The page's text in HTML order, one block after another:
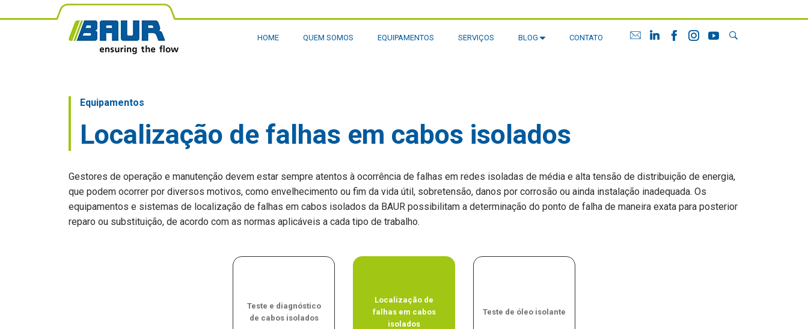
HOME QUEM SOMOS EQUIPAMENTOS SERVIÇOS BLOG CONTATO
Equipamentos
Localização de falhas em cabos isolados
Gestores de operação e manutenção devem estar sempre atentos à ocorrência de falhas em redes isoladas de média e alta tensão de distribuição de energia,
que podem ocorrer por diversos motivos, como envelhecimento ou fim da vida útil, sobretensão, danos por corrosão ou ainda instalação inadequada. Os
equipamentos e sistemas de localização de falhas em cabos isolados da BAUR possibilitam a determinação do ponto de falha de maneira exata para posterior
reparo ou substituição, de acordo com as normas aplicáveis a cada tipo de trabalho.
Teste e diagnóstico
de cabos isolados
Localização de
falhas em cabos
isolados
Teste de óleo isolante